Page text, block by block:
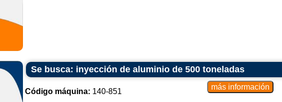
Se busca: inyección de aluminio de 500 toneladas
Código máquina: 140-851